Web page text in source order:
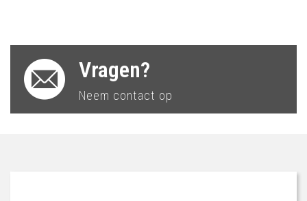
Vragen?
Neem contact op